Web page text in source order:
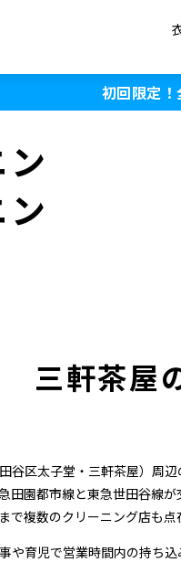
初回限定
三軒茶屋
谷区太子堂・三軒茶屋）周
田園都市線と東急世田谷線
で複数のクリーニング店も点
や育児で営業時間内の持ち